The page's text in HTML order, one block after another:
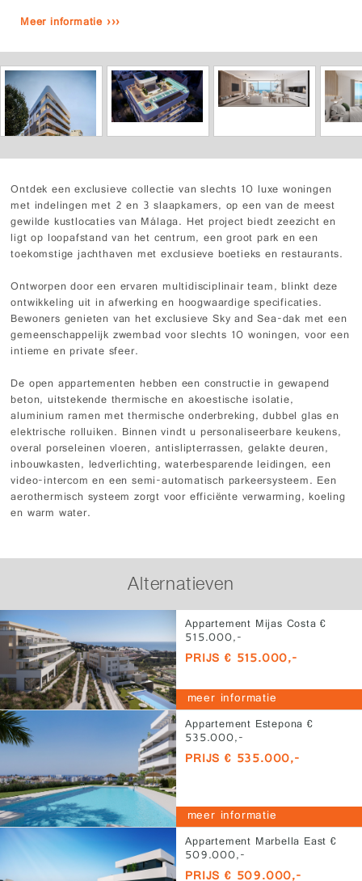
Meer informatie ›››
Ontdek een exclusieve collectie van slechts 10 luxe woningen
met indelingen met 2 en 3 slaapkamers, op een van de meest
gewilde kustlocaties van Málaga. Het project biedt zeezicht en
ligt op loopafstand van het centrum, een groot park en een
toekomstige jachthaven met exclusieve boetieks en restaurants.
Ontworpen door een ervaren multidisciplinair team, blinkt deze
ontwikkeling uit in afwerking en hoogwaardige specificaties.
Bewoners genieten van het exclusieve Sky and Sea-dak met een
gemeenschappelijk zwembad voor slechts 10 woningen, voor een
intieme en private sfeer.
De open appartementen hebben een constructie in gewapend
beton, uitstekende thermische en akoestische isolatie,
aluminium ramen met thermische onderbreking, dubbel glas en
elektrische rolluiken. Binnen vindt u personaliseerbare keukens,
overal porseleinen vloeren, antislipterrassen, gelakte deuren,
inbouwkasten, ledverlichting, waterbesparende leidingen, een
video-intercom en een semi-automatisch parkeersysteem. Een
aerothermisch systeem zorgt voor efficiënte verwarming, koeling
en warm water.
Alternatieven
Appartement Mijas Costa €
515.000,-
PRIJS € 515.000,-
meer informatie
Appartement Estepona €
535.000,-
PRIJS € 535.000,-
meer informatie
Appartement Marbella East €
509.000,-